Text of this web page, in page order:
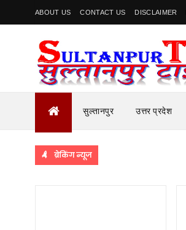
ABOUT US CONTACT US DISCLAIMER
सुल्तानपुर उत्तर प्रदेश
ब्रेकिंग न्यूज